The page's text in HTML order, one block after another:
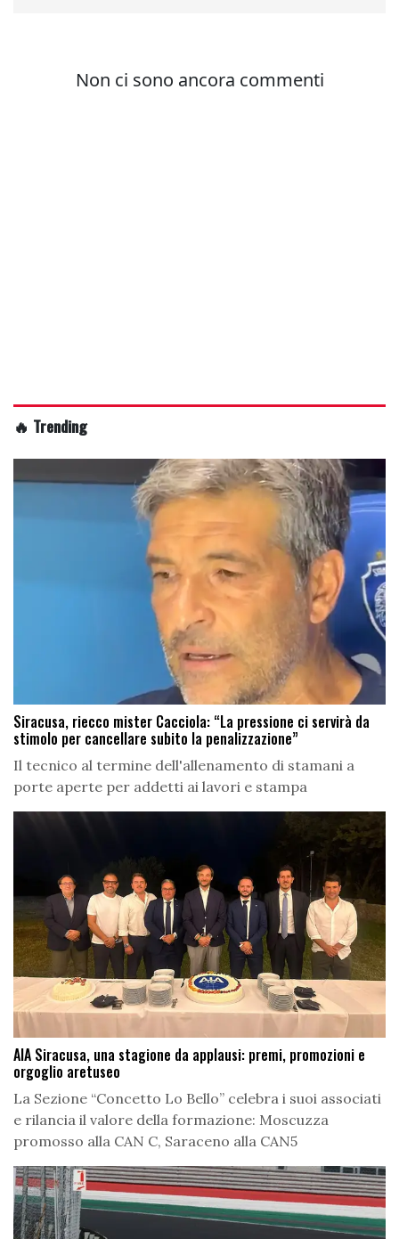
🔥 Trending
Siracusa, riecco mister Cacciola: “La pressione ci servirà da
stimolo per cancellare subito la penalizzazione”
Il tecnico al termine dell'allenamento di stamani a
porte aperte per addetti ai lavori e stampa
AIA Siracusa, una stagione da applausi: premi, promozioni e
orgoglio aretuseo
La Sezione “Concetto Lo Bello” celebra i suoi associati
e rilancia il valore della formazione: Moscuzza
promosso alla CAN C, Saraceno alla CAN5